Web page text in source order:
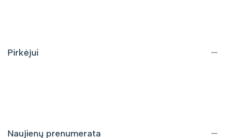
Pirkėjui
Naujienų prenumerata